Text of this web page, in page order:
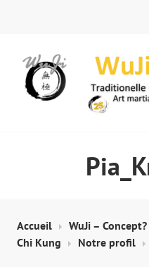
Accueil WuJi – Concept?
Chi Kung
Notre profil